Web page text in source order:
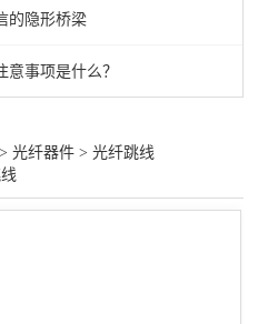
的隐形桥梁
事项是什么？
>光纤器件 >光纤跳线